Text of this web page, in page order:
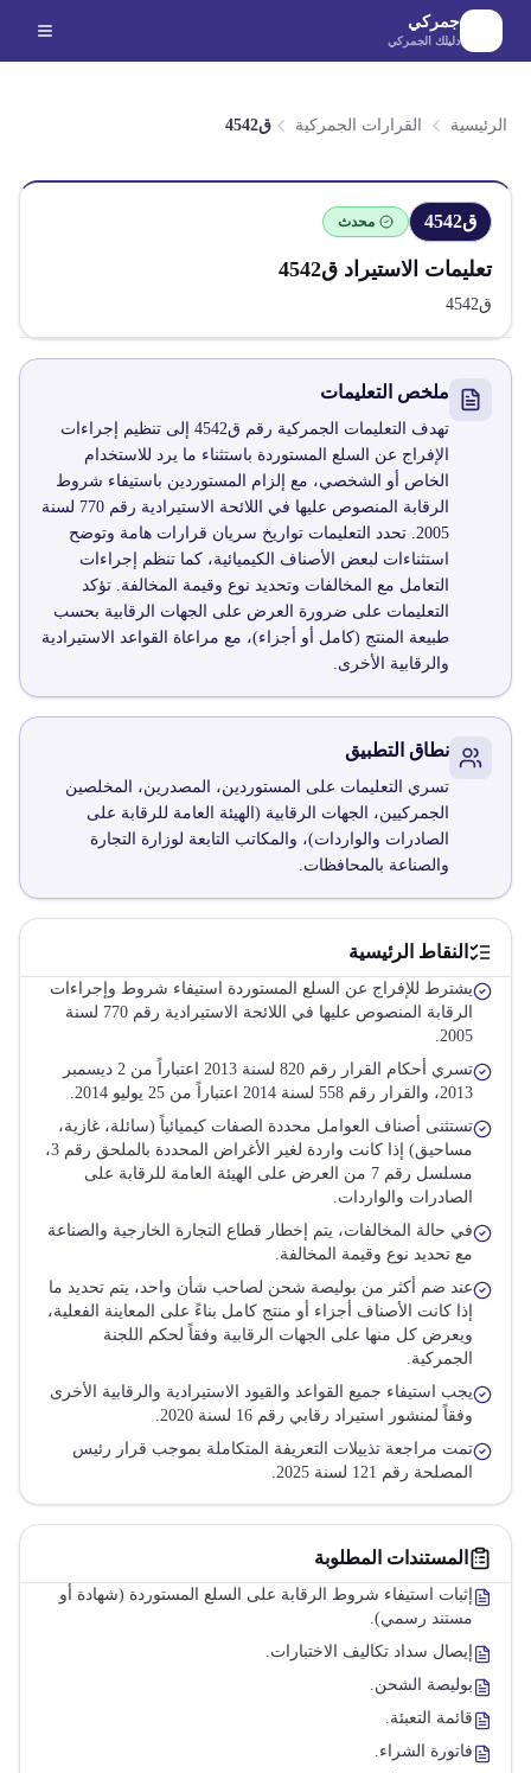
الانتقال إلى المحتوى الرئيسي
جمركي
دليلك الجمركي
الرئيسية القرارات الجمركية ق4542
ق4542 محدث
تعليمات الاستيراد ق4542
ق4542
ملخص التعليمات
تهدف التعليمات الجمركية رقم ق4542 إلى تنظيم إجراءات
الإفراج عن السلع المستوردة باستثناء ما يرد للاستخدام
الخاص أو الشخصي، مع إلزام المستوردين باستيفاء شروط
الرقابة المنصوص عليها في اللائحة الاستيرادية رقم 770 لسنة
2005. تحدد التعليمات تواريخ سريان قرارات هامة وتوضح
استثناءات لبعض الأصناف الكيميائية، كما تنظم إجراءات
التعامل مع المخالفات وتحديد نوع وقيمة المخالفة. تؤكد
التعليمات على ضرورة العرض على الجهات الرقابية بحسب
طبيعة المنتج (كامل أو أجزاء)، مع مراعاة القواعد الاستيرادية
والرقابية الأخرى.
نطاق التطبيق
تسري التعليمات على المستوردين، المصدرين، المخلصين
الجمركيين، الجهات الرقابية (الهيئة العامة للرقابة على
الصادرات والواردات)، والمكاتب التابعة لوزارة التجارة
والصناعة بالمحافظات.
النقاط الرئيسية
يشترط للإفراج عن السلع المستوردة استيفاء شروط وإجراءات
الرقابة المنصوص عليها في اللائحة الاستيرادية رقم 770 لسنة
2005.
تسري أحكام القرار رقم 820 لسنة 2013 اعتباراً من 2 ديسمبر
2013، والقرار رقم 558 لسنة 2014 اعتباراً من 25 يوليو 2014.
تستثنى أصناف العوامل محددة الصفات كيميائياً (سائلة، غازية،
مساحيق) إذا كانت واردة لغير الأغراض المحددة بالملحق رقم 3،
مسلسل رقم 7 من العرض على الهيئة العامة للرقابة على
الصادرات والواردات.
في حالة المخالفات، يتم إخطار قطاع التجارة الخارجية والصناعة
مع تحديد نوع وقيمة المخالفة.
عند ضم أكثر من بوليصة شحن لصاحب شأن واحد، يتم تحديد ما
إذا كانت الأصناف أجزاء أو منتج كامل بناءً على المعاينة الفعلية،
ويعرض كل منها على الجهات الرقابية وفقاً لحكم اللجنة
الجمركية.
يجب استيفاء جميع القواعد والقيود الاستيرادية والرقابية الأخرى
وفقاً لمنشور استيراد رقابي رقم 16 لسنة 2020.
تمت مراجعة تذييلات التعريفة المتكاملة بموجب قرار رئيس
المصلحة رقم 121 لسنة 2025.
المستندات المطلوبة
إثبات استيفاء شروط الرقابة على السلع المستوردة (شهادة أو
مستند رسمي).
إيصال سداد تكاليف الاختبارات.
بوليصة الشحن.
قائمة التعبئة.
فاتورة الشراء.